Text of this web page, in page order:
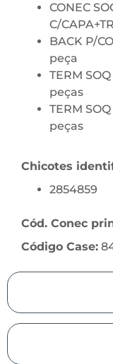
CONEC
C/
BACK P/
peça
TERM
peças
TERM
peças
Chicotes
2854859
Cód. Conec
Código Case: